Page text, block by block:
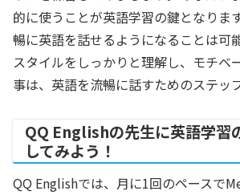
的に使うことが英語学習の鍵となりま
暢に英語を話せるようになることは可
スタイルをしっかりと理解し、モチベ
事は、英語を流暢に話すためのステッ
QQ Englishの先生に英語学習
してみよう！
QQ Englishでは、月に1回のペースで